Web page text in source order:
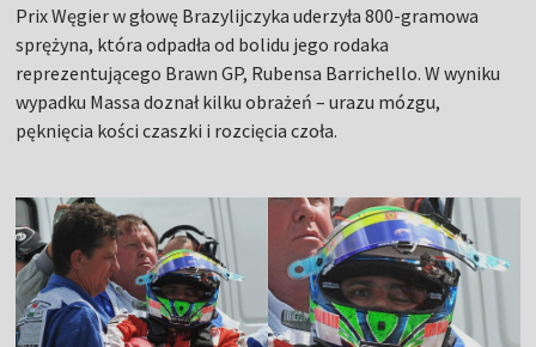
Prix Węgier w głowę Brazylijczyka uderzyła 800-gramowa
sprężyna, która odpadła od bolidu jego rodaka
reprezentującego Brawn GP, Rubensa Barrichello. W wyniku
wypadku Massa doznał kilku obrażeń – urazu mózgu,
pęknięcia kości czaszki i rozcięcia czoła.